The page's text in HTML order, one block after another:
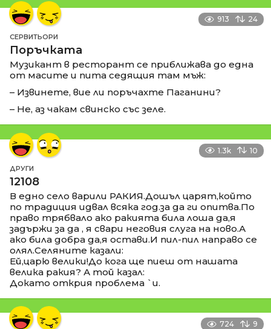
913 24
СЕРВИТЬОРИ
Поръчката
Музикант в ресторант се приближава до една
от масите и пита седящия там мъж:
– Извинете, вие ли поръчахте Паганини?
– Не, аз чакам свинско със зеле.
1.3k 10
ДРУГИ
12108
В едно село варили РАКИЯ.Дошъл царят,който
по традиция идвал всяка год.за да ги опитва.По
право трябвало ако ракията била лоша да,я
задържи за да , я свари неговия слуга на ново.А
ако била добра да,я остави.И пил-пил направо се
олял.Селяните казали:
Ей,царю велики!До кога ще пиеш от нашата
велика ракия? А той казал:
Докато открия проблема `и.
724 9